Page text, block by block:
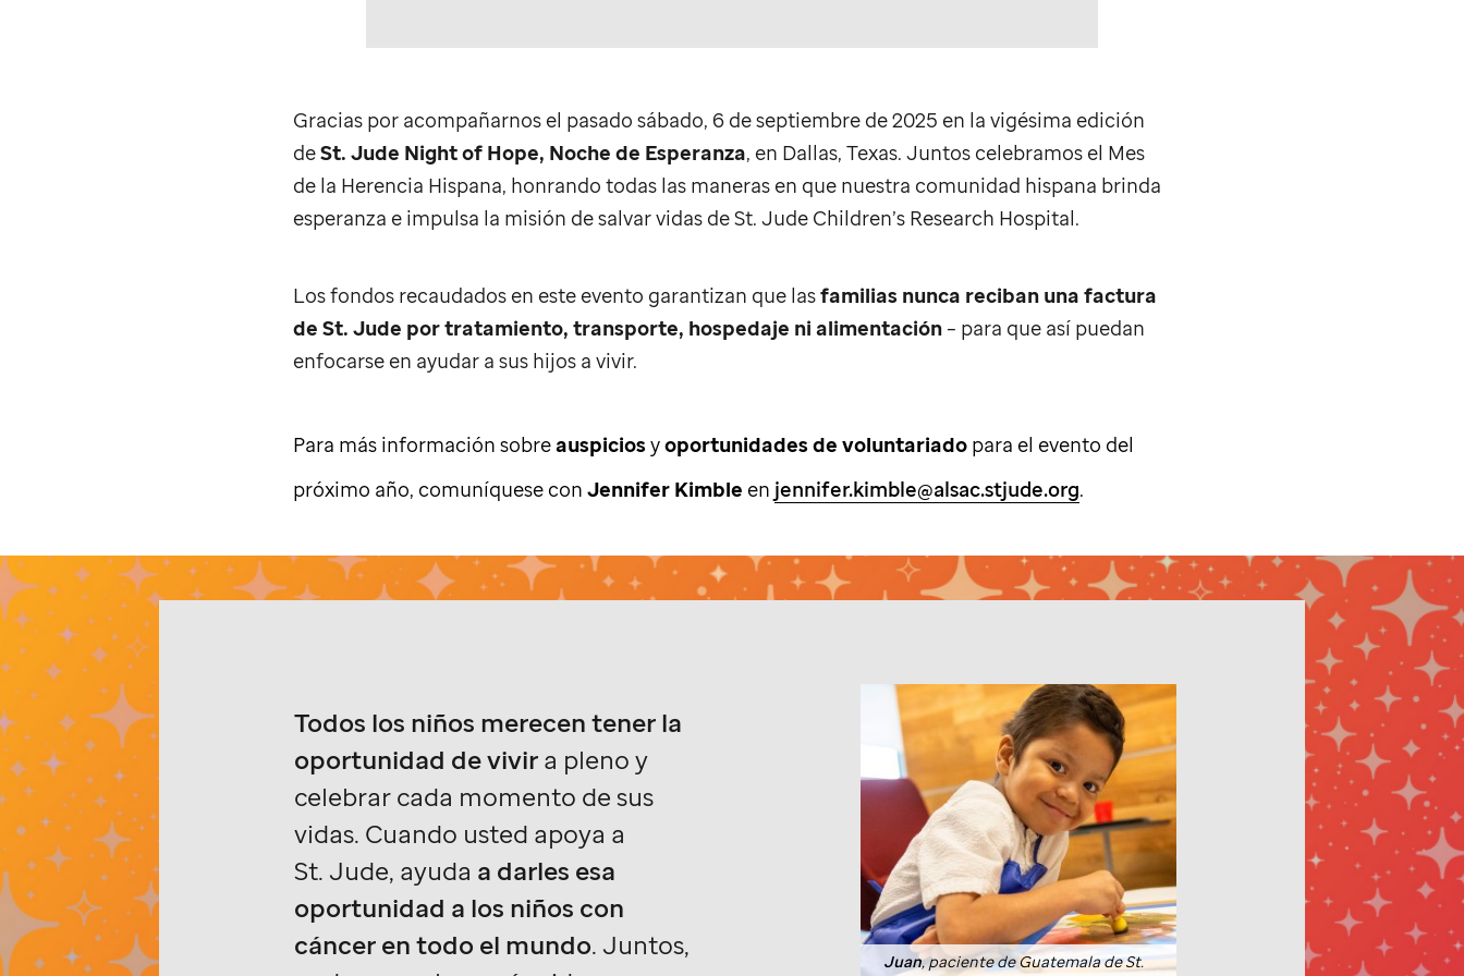
Gracias por acompañarnos el pasado sábado, 6 de septiembre de 2025 en la vigésima edición
deSt. Jude Night of Hope, Noche de Esperanza, en Dallas, Texas. Juntos celebramos el Mes
de la Herencia Hispana, honrando todas las maneras en que nuestra comunidad hispana brinda
esperanza e impulsa la misión de salvar vidas deSt. JudeChildren’s Research Hospital.
Los fondos recaudados en este evento garantizan que lasfamilias nunca reciban una factura
de St. Jude por tratamiento, transporte, hospedaje ni alimentación – para que así puedan
enfocarse en ayudar a sus hijos a vivir.
Para más información sobreauspicios yoportunidades de voluntariadopara el evento del
próximo año, comuníquese con Jennifer Kimble en jennifer.kimble@alsac.stjude.org.
Todos los niños merecen tener la
oportunidad de vivira pleno y
celebrar cada momento de sus
vidas. Cuando usted apoya a
St. Jude, ayuda a darles esa
oportunidad a los niños con
cáncer en todo el mundo. Juntos,
Juan, paciente de Guatemala de St.